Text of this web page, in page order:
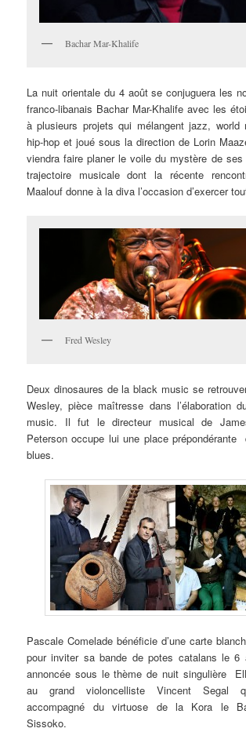
Bachar Mar-Khalife
La nuit orientale du 4 août se conjuguera les
franco-libanais Bachar Mar-Khalife avec les
à plusieurs projets qui mélangent jazz, world
hip-hop et joué sous la direction de Lorin
viendra faire planer le voile du mystère de
trajectoire musicale dont la récente
Maalouf donne à la diva l’occasion d’exercer
Fred Wesley
Deux dinosaures de la black music se
Wesley, pièce maîtresse dans l’élaboration
music. Il fut le directeur musical de
Peterson occupe lui une place prépondérante
blues.
Pascale Comelade bénéficie d’une carte
pour inviter sa bande de potes catalans le
annoncée sous le thème de nuit singulière
au grand violoncelliste Vincent Segal
accompagné du virtuose de la Kora le
Sissoko.